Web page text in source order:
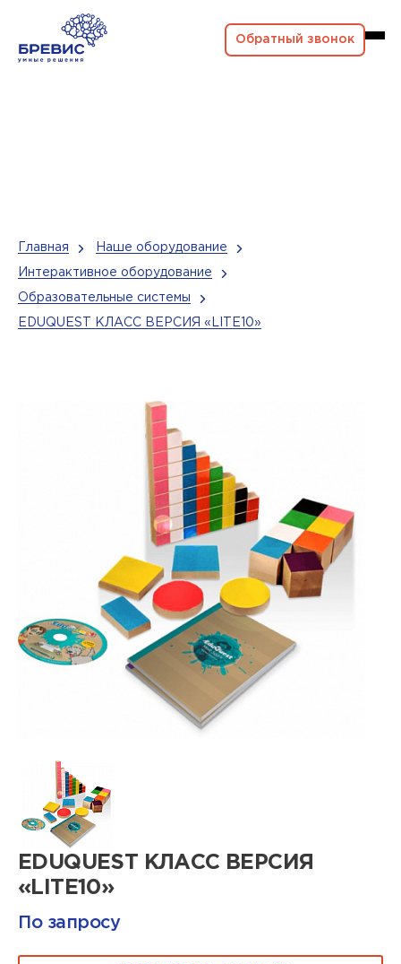
Обратный звонок
Главная Наше оборудование
Интерактивное оборудование
Образовательные системы
EDUQUEST КЛАСС ВЕРСИЯ «LITE10»
EDUQUEST КЛАСС ВЕРСИЯ
«LITE10»
По запросу